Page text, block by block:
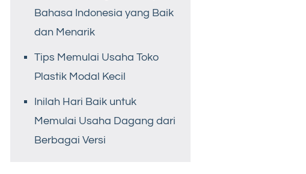
Bahasa Indonesia yang Baik
dan Menarik
Tips Memulai Usaha Toko
Plastik Modal Kecil
Inilah Hari Baik untuk
Memulai Usaha Dagang dari
Berbagai Versi